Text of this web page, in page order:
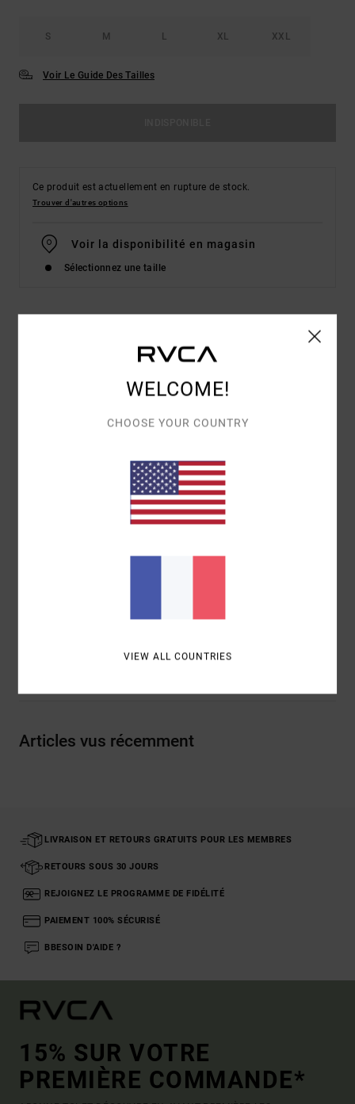
S M L XL XXL
Voir Le Guide Des Tailles
Ce produit est actuellement en rupture de stock.
Trouver d'autres options
Voir la disponibilité en magasin
Sélectionnez une taille
coton biologique [160 g/m²]
coupe Relaxed fit
Traçabilité du produit (Loi Agec)
Articles vus récemment
LIVRAISON ET RETOURS GRATUITS POUR LES MEMBRES
RETOURS SOUS 30 JOURS
REJOIGNEZ LE PROGRAMME DE FIDÉLITÉ
PAIEMENT 100% SÉCURISÉ
BBESOIN D'AIDE ?
15% SUR VOTRE
PREMIÈRE COMMANDE*
WELCOME!
CHOOSE YOUR COUNTRY
VIEW ALL COUNTRIES